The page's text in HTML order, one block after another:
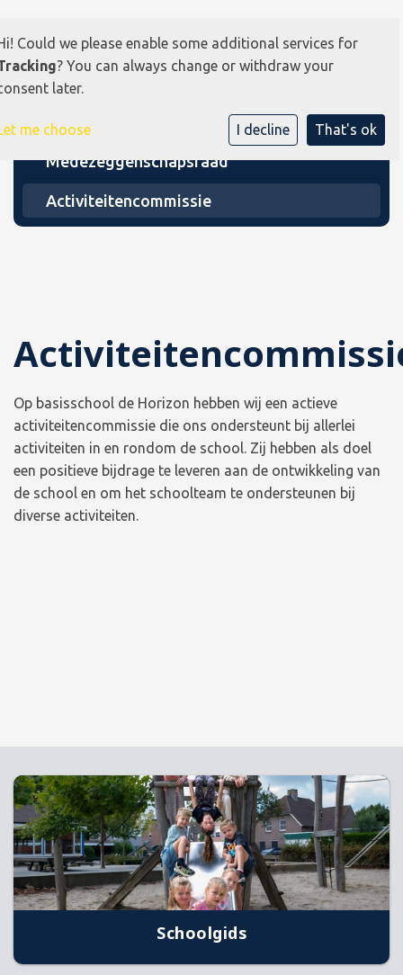
Medezeggenschapsraad
Activiteitencommissie
Op basisschool de Horizon hebben wij een actieve
activiteitencommissie die ons ondersteunt bij allerlei
activiteiten in en rondom de school. Zij hebben als doel
een positieve bijdrage te leveren aan de ontwikkeling van
de school en om het schoolteam te ondersteunen bij
diverse activiteiten.
Schoolgids
Could we please enable some additional services for
? You can always change or withdraw your
later.
me choose I decline That's ok